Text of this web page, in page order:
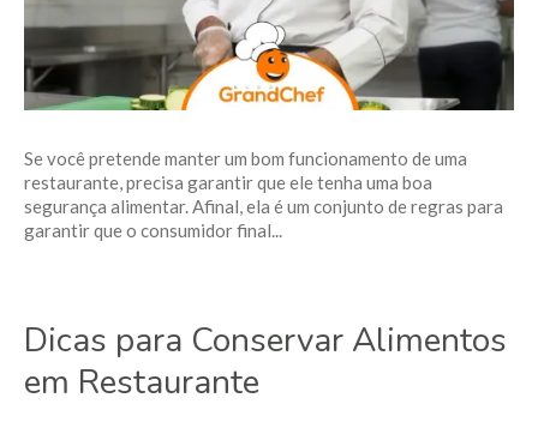
Se você pretende manter um bom funcionamento de uma
restaurante, precisa garantir que ele tenha uma boa
segurança alimentar. Afinal, ela é um conjunto de regras para
garantir que o consumidor final...
Dicas para Conservar Alimentos
em Restaurante